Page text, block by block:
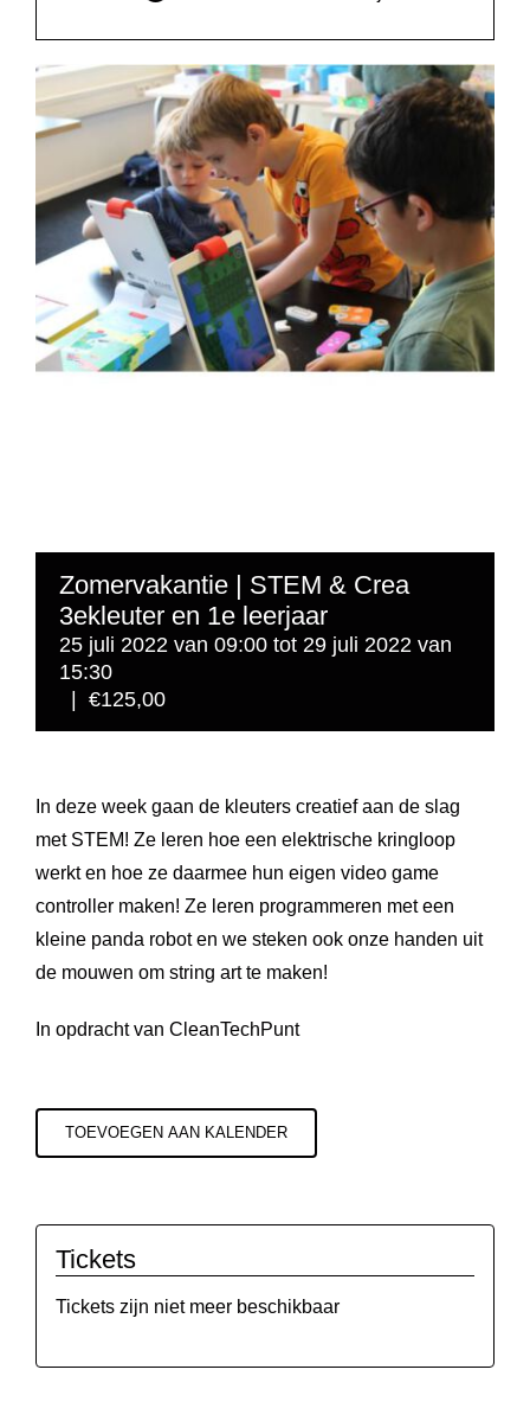
Zomervakantie | STEM & Crea
3ekleuter en 1e leerjaar
25 juli 2022 van 09:00 tot 29 juli 2022 van
15:30
| €125,00
In deze week gaan de kleuters creatief aan de slag
met STEM! Ze leren hoe een elektrische kringloop
werkt en hoe ze daarmee hun eigen video game
controller maken! Ze leren programmeren met een
kleine panda robot en we steken ook onze handen uit
de mouwen om string art te maken!
In opdracht van CleanTechPunt
TOEVOEGEN AAN KALENDER
Tickets
Tickets zijn niet meer beschikbaar